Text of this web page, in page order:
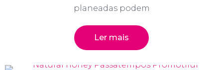
planeadas podem
Ler mais